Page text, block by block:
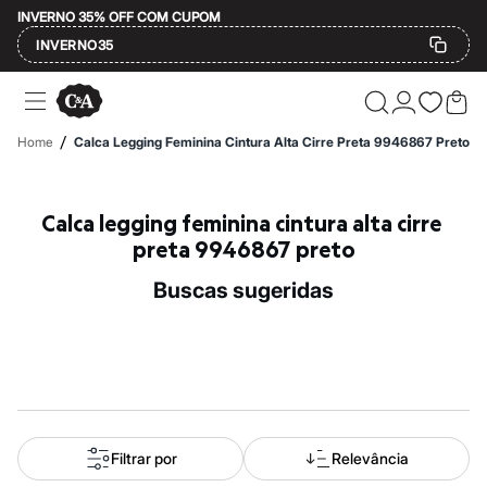
INVERNO 35% OFF COM CUPOM
INVERNO35
Ofertas
Compre por Departamento
Feminino
Masculino
Mindse7
Plus Size
Novidades
Roupas
Blusas e Camisetas
Básicos
Home / Calca Legging Feminina Cintura Alta Cirre Preta 9946867 Preto
Calca legging feminina cintura alta cirre
preta 9946867 preto
buscas sugeridas
Filtrar por Relevância